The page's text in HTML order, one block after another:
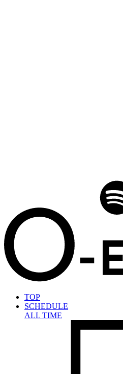
TOP
SCHEDULE
ALL TIME